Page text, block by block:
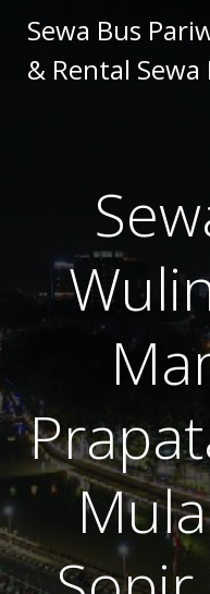
Sewa Bus
& Rental